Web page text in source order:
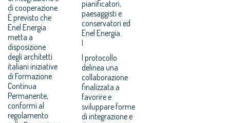
di cooperazione.
È previsto che
Enel Energia
metta a
disposizione
degli architetti
italiani iniziative
di Formazione
Continua
Permanente,
conformi al
regolamento
pianificatori,
paesaggisti e
conservatori ed
Enel Energia.
I
l protocollo
delinea una
collaborazione
finalizzata a
favorire e
sviluppare forme
di integrazione e